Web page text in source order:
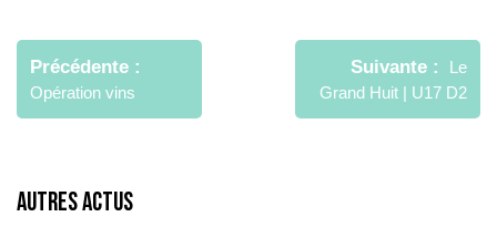
de
l’article
Précédente
Opération vins
Suivante
Le
Grand Huit | U17 D2
Autres Actus